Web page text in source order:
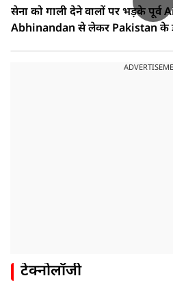
सेना को गाली देने वालों पर भड़के
Abhinandan से लेकर Pakistan के
टेक्नोलॉजी